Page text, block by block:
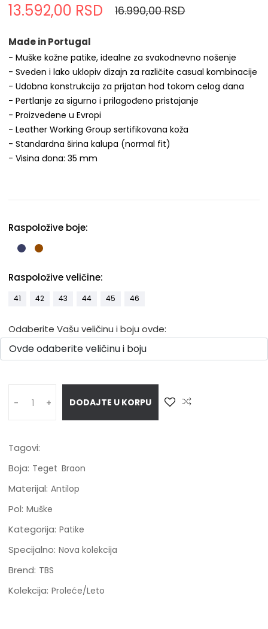
13.592,00 RSD
16.990,00 RSD
Made in Portugal
- Muške kožne patike, idealne za svakodnevno nošenje
- Sveden i lako uklopiv dizajn za različite casual kombinacije
- Udobna konstrukcija za prijatan hod tokom celog dana
- Pertlanje za sigurno i prilagođeno pristajanje
- Proizvedene u Evropi
- Leather Working Group sertifikovana koža
- Standardna širina kalupa (normal fit)
- Visina đona: 35 mm
Raspoložive boje:
Raspoložive veličine:
41 42 43 44 45 46
Odaberite Vašu veličinu i boju ovde:
- + DODAJTE U KORPU
Tagovi:
Boja: Teget Braon
Materijal: Antilop
Pol: Muške
Kategorija: Patike
Specijalno: Nova kolekcija
Brend: TBS
Kolekcija: Proleće/Leto